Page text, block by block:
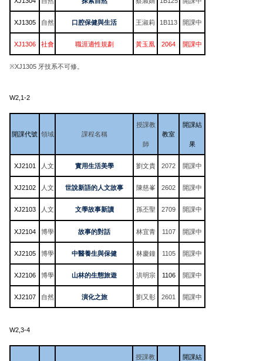
XJ1305 自然 口腔保健與生活 王淑莉 1B113 開課中
XJ1306 社會 職涯適性規劃 黃玉凰 2064 開課中
※XJ1305 牙技系不可修。
W2,1-2
開課代號 領域 課程名稱
授課教
師
教室
開課結
果
XJ2101 人文 實用生活美學 劉文貴 2072 開課中
XJ2102 人文 世說新語的人文故事 陳慈峯 2602 開課中
XJ2103 人文 文學故事新讀 孫丕聖 2709 開課中
XJ2104 博學 故事的對話 林宜青 1107 開課中
XJ2105 博學 中醫養生與保健 林慶鐘 1105 開課中
XJ2106 博學 山林的生態旅遊 洪明宗 1106 開課中
XJ2107 自然 演化之旅 劉又彰 2601 開課中
W2,3-4
授課教 開課結